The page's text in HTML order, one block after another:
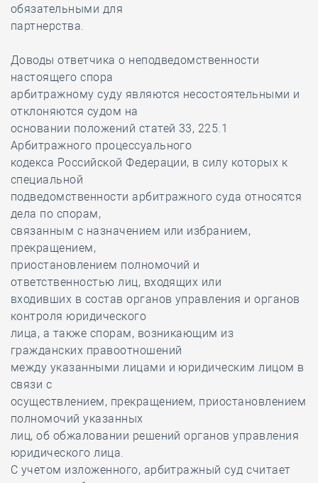
обязательными для
партнерства.
Доводы ответчика о неподведомственности
настоящего спора
арбитражному суду являются несостоятельными и
отклоняются судом на
основании положений статей 33, 225.1
Арбитражного процессуального
кодекса Российской Федерации, в силу которых к
специальной
подведомственности арбитражного суда относятся
дела по спорам,
связанным с назначением или избранием,
прекращением,
приостановлением полномочий и
ответственностью лиц, входящих или
входивших в состав органов управления и органов
контроля юридического
лица, а также спорам, возникающим из
гражданских правоотношений
между указанными лицами и юридическим лицом в
связи с
осуществлением, прекращением, приостановлением
полномочий указанных
лиц, об обжаловании решений органов управления
юридического лица.
С учетом изложенного, арбитражный суд считает